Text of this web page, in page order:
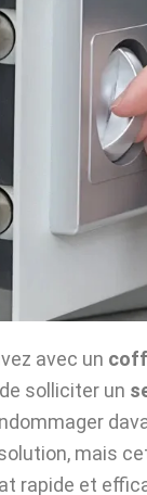
avec un
solliciter un
mais
rapide et